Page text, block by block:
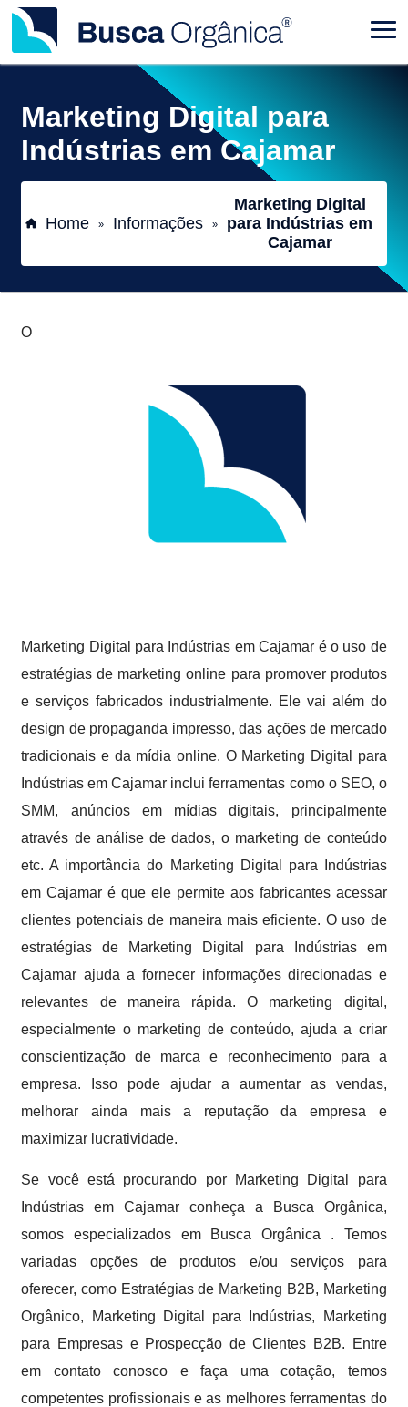
Marketing Digital para
Indústrias em Cajamar
Home » Informações »
Marketing Digital
para Indústrias em
Cajamar
O
Marketing Digital para Indústrias em Cajamar é o uso de
estratégias de marketing online para promover produtos
e serviços fabricados industrialmente. Ele vai além do
design de propaganda impresso, das ações de mercado
tradicionais e da mídia online. O Marketing Digital para
Indústrias em Cajamar inclui ferramentas como o SEO, o
SMM, anúncios em mídias digitais, principalmente
através de análise de dados, o marketing de conteúdo
etc. A importância do Marketing Digital para Indústrias
em Cajamar é que ele permite aos fabricantes acessar
clientes potenciais de maneira mais eficiente. O uso de
estratégias de Marketing Digital para Indústrias em
Cajamar ajuda a fornecer informações direcionadas e
relevantes de maneira rápida. O marketing digital,
especialmente o marketing de conteúdo, ajuda a criar
conscientização de marca e reconhecimento para a
empresa. Isso pode ajudar a aumentar as vendas,
melhorar ainda mais a reputação da empresa e
maximizar lucratividade.
Se você está procurando por Marketing Digital para
Indústrias em Cajamar conheça a Busca Orgânica,
somos especializados em Busca Orgânica . Temos
variadas opções de produtos e/ou serviços para
oferecer, como Estratégias de Marketing B2B, Marketing
Orgânico, Marketing Digital para Indústrias, Marketing
para Empresas e Prospecção de Clientes B2B. Entre
em contato conosco e faça uma cotação, temos
competentes profissionais e as melhores ferramentas do